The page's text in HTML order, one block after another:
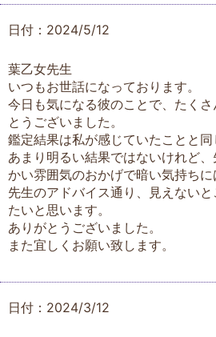
日付：2024/5/12
葉乙女先生
いつもお世話になっております。
今日も気になる彼のことで、たく
とうございました。
鑑定結果は私が感じていたことと同
あまり明るい結果ではないけれど
かい雰囲気のおかげで暗い気持ちに
先生のアドバイス通り、見えない
たいと思います。
ありがとうございました。
また宜しくお願い致します。
日付：2024/3/12